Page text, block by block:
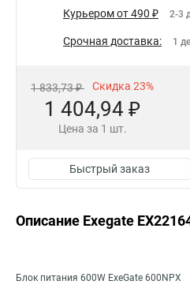
Курьером от 490 ₽ 2-3
Срочная доставка: 1
1 833,73 ₽ Скидка 23%
1 404,94 ₽
Цена за 1 шт.
Быстрый заказ
Описание Exegate
Блок питания 600W ExeGate 600NPX